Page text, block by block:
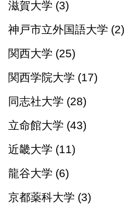
滋賀大学 (3)
神戸市立外国語大学 (2)
関西大学 (25)
関西学院大学 (17)
同志社大学 (28)
立命館大学 (43)
近畿大学 (11)
龍谷大学 (6)
京都薬科大学 (3)